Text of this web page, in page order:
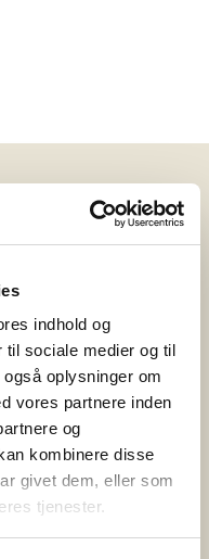
indhold og
til sociale medier og til
oplysninger om
vores partnere inden
og
kombinere disse
givet dem, eller som
tjenester.
– også i
i fremtiden kan
lokalområde? Det
i
Bedre Psykiatri
Nyreforeningen og
fonden. Bedre